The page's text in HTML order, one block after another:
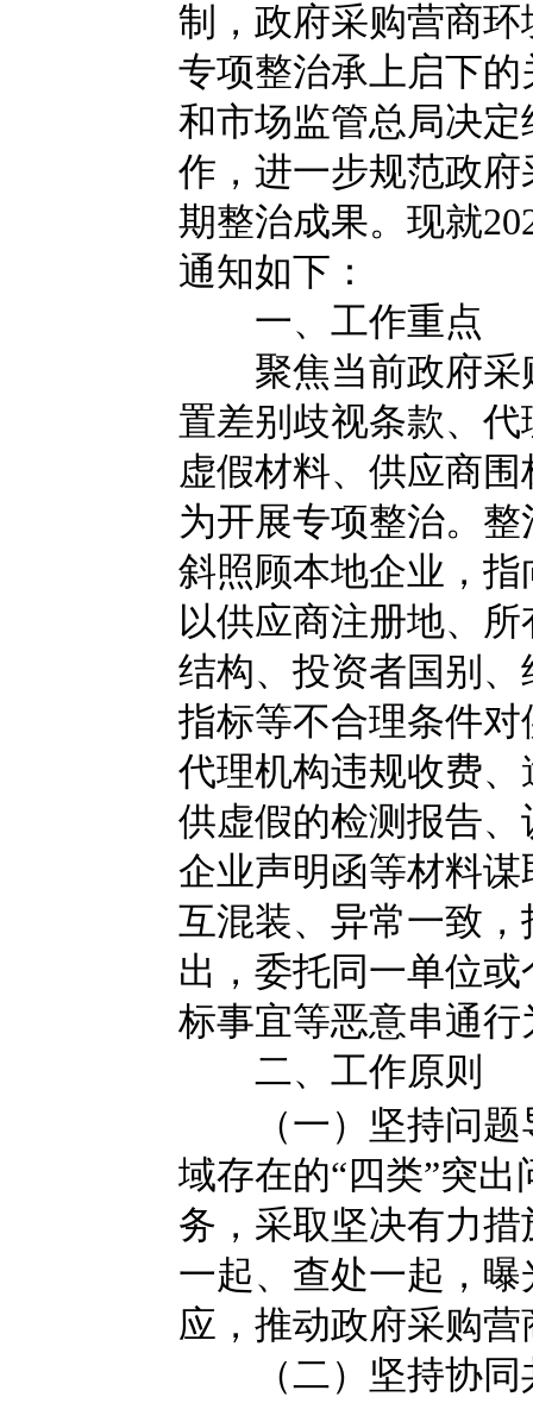
制，政府采购营商
专项整治承上启下
和市场监管总局决
作，进一步规范政
期整治成果。现就
通知如下：
一、工作重点
聚焦当前政府采
置差别歧视条款、
虚假材料、供应商
为开展专项整治。
斜照顾本地企业，
以供应商注册地、
结构、投资者国别
指标等不合理条件
代理机构违规收费
供虚假的检测报告
企业声明函等材料
互混装、异常一致
出，委托同一单位
标事宜等恶意串通行
二、工作原则
（一）坚持问题
域存在的“四类”突
务，采取坚决有力
一起、查处一起，
应，推动政府采购
（二）坚持协同